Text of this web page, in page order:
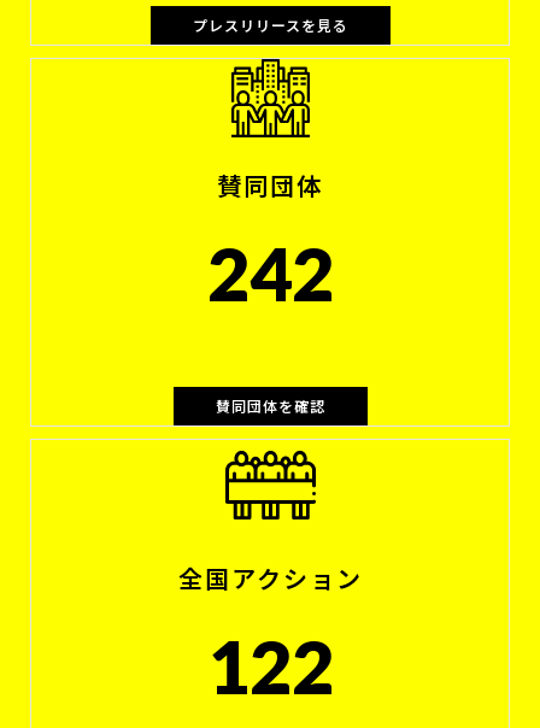
プレスリリースを見る
賛同団体
242
賛同団体を確認
全国アクション
122